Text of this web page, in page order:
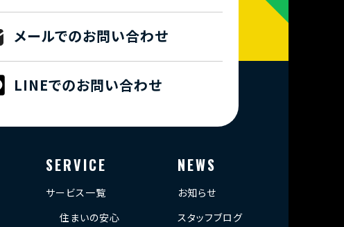
メールでのお問い合わせ
LINEでのお問い合わせ
SERVICE
サービス一覧
住まいの安心
NEWS
お知らせ
スタッフブログ